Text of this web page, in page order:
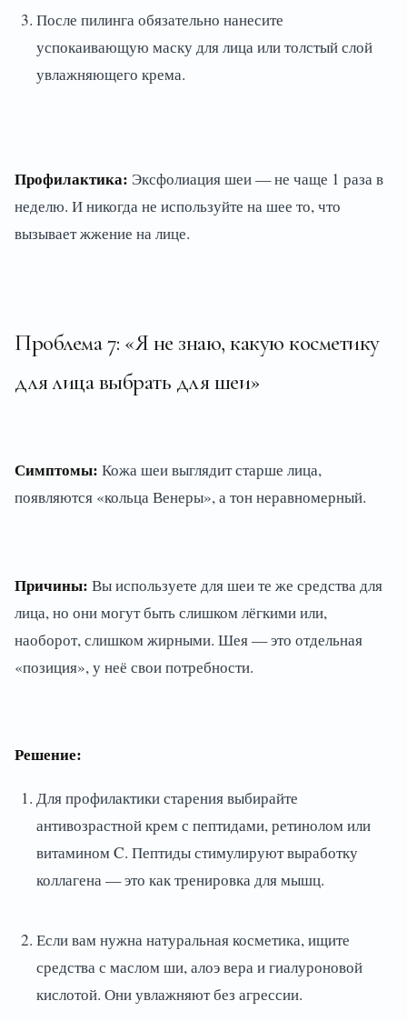
После пилинга обязательно нанесите
успокаивающую маску для лица или толстый слой
увлажняющего крема.
Профилактика: Эксфолиация шеи — не чаще 1 раза в
неделю. И никогда не используйте на шее то, что
вызывает жжение на лице.
Проблема 7: «Я не знаю, какую косметику
для лица выбрать для шеи»
Симптомы: Кожа шеи выглядит старше лица,
появляются «кольца Венеры», а тон неравномерный.
Причины: Вы используете для шеи те же средства для
лица, но они могут быть слишком лёгкими или,
наоборот, слишком жирными. Шея — это отдельная
«позиция», у неё свои потребности.
Решение:
Для профилактики старения выбирайте
антивозрастной крем с пептидами, ретинолом или
витамином C. Пептиды стимулируют выработку
коллагена — это как тренировка для мышц.
Если вам нужна натуральная косметика, ищите
средства с маслом ши, алоэ вера и гиалуроновой
кислотой. Они увлажняют без агрессии.